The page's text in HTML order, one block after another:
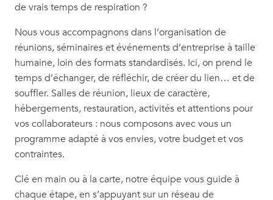
de vrais temps de respiration ?
Nous vous accompagnons dans l’organisation de
réunions, séminaires et événements d’entreprise à taille
humaine, loin des formats standardisés. Ici, on prend le
temps d’échanger, de réfléchir, de créer du lien… et de
souffler. Salles de réunion, lieux de caractère,
hébergements, restauration, activités et attentions pour
vos collaborateurs : nous composons avec vous un
programme adapté à vos envies, votre budget et vos
contraintes.
Clé en main ou à la carte, notre équipe vous guide à
chaque étape, en s’appuyant sur un réseau de